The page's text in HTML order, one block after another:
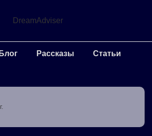
Блог Рассказы Статьи